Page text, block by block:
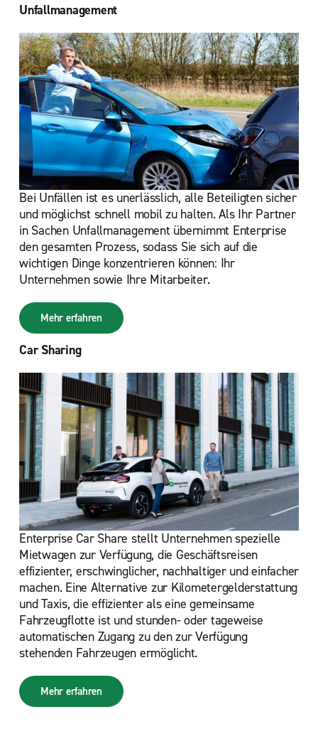
Unfallmanagement
Bei Unfällen ist es unerlässlich, alle Beteiligten sicher
und möglichst schnell mobil zu halten. Als Ihr Partner
in Sachen Unfallmanagement übernimmt Enterprise
den gesamten Prozess, sodass Sie sich auf die
wichtigen Dinge konzentrieren können: Ihr
Unternehmen sowie Ihre Mitarbeiter.
Mehr erfahren
Car Sharing
Enterprise Car Share stellt Unternehmen spezielle
Mietwagen zur Verfügung, die Geschäftsreisen
effizienter, erschwinglicher, nachhaltiger und einfacher
machen. Eine Alternative zur Kilometergelderstattung
und Taxis, die effizienter als eine gemeinsame
Fahrzeugflotte ist und stunden- oder tageweise
automatischen Zugang zu den zur Verfügung
stehenden Fahrzeugen ermöglicht.
Mehr erfahren